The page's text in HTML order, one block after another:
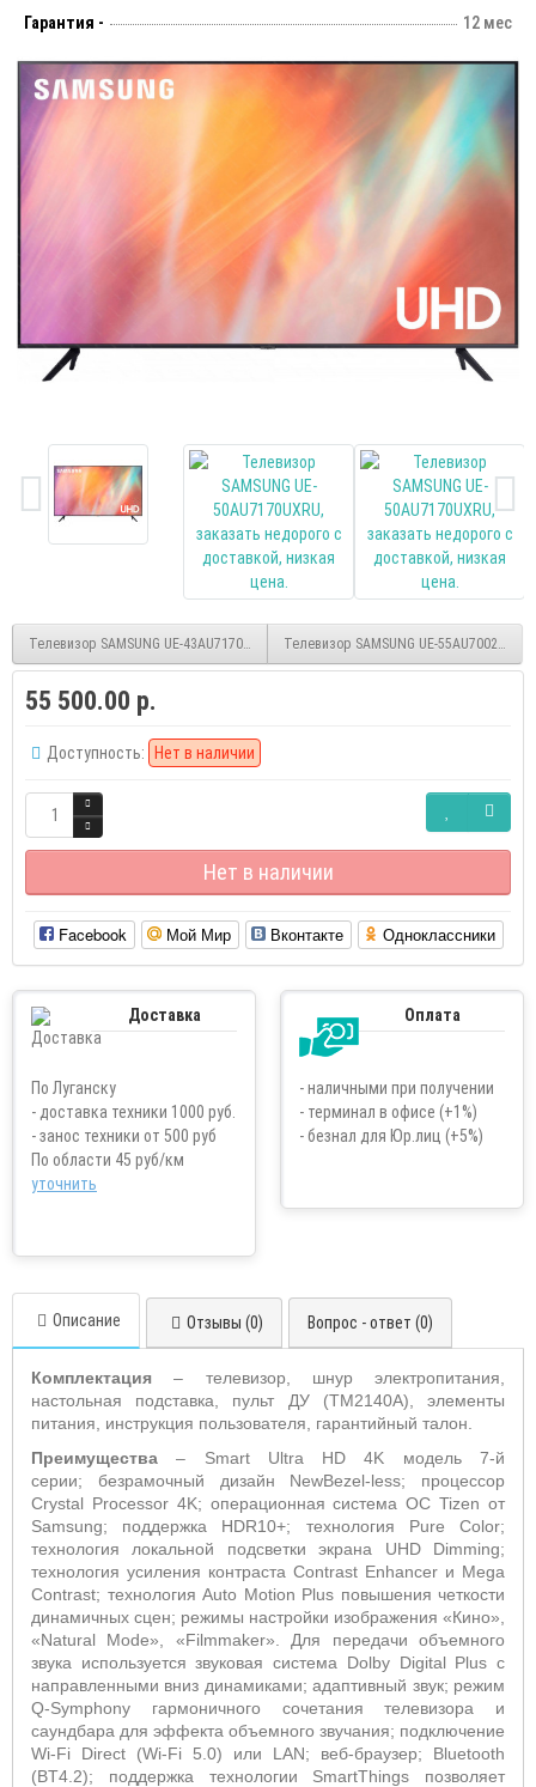
Гарантия -
12 мес
Телевизор SAMSUNG UE-43AU7170UXRU, smart, UHD, безрамочный, (Tizen OS)
Телевизор SAMSUNG UE-
55 500.00 р.
Доступность: Нет в наличии
Нет в наличии
Facebook Мой Мир Вконтакте Одноклассники
Доставка
По Луганску
- доставка техники 1000 руб.
- занос техники от 500 руб
По области 45 руб/км
уточнить
Оплата
- наличными при получении
- терминал в офисе (+1%)
- безнал для Юр.лиц (+5%)
Описание Отзывы (0) Вопрос - ответ (0)
Комплектация– телевизор, шнур электропитания,
настольная подставка, пульт ДУ (TM2140A), элементы
питания, инструкция пользователя, гарантийный талон.
Преимущества– Smart Ultra HD 4K модель 7-й
серии; безрамочный дизайн NewBezel-less; процессор
Crystal Processor 4K; операционная система OC Tizen от
Samsung; поддержка HDR10+; технология Pure Color;
технология локальной подсветки экрана UHD Dimming;
технология усиления контраста Contrast Enhancer и Mega
Contrast; технология Auto Motion Plus повышения четкости
динамичных сцен; режимы настройки изображения «Кино»,
«Natural Mode», «Filmmaker». Для передачи объемного
звука используется звуковая система Dolby Digital Plus с
направленными вниз динамиками;адаптивный звук; режим
Q-Symphony гармоничного сочетания телевизора и
саундбара для эффекта объемного звучания; подключение
Wi-Fi Direct (Wi-Fi 5.0) или LAN; веб-браузер; Bluetooth
(BT4.2); поддержка технологии SmartThings позволяет